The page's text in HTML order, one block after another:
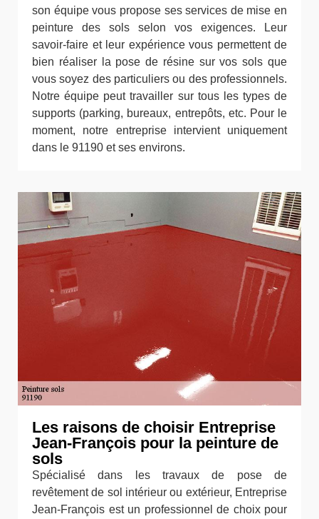
son équipe vous propose ses services de mise en
peinture des sols selon vos exigences. Leur
savoir-faire et leur expérience vous permettent de
bien réaliser la pose de résine sur vos sols que
vous soyez des particuliers ou des professionnels.
Notre équipe peut travailler sur tous les types de
supports (parking, bureaux, entrepôts, etc. Pour le
moment, notre entreprise intervient uniquement
dans le 91190 et ses environs.
Les raisons de choisir Entreprise
Jean-François pour la peinture de
sols
Spécialisé dans les travaux de pose de
revêtement de sol intérieur ou extérieur, Entreprise
Jean-François est un professionnel de choix pour